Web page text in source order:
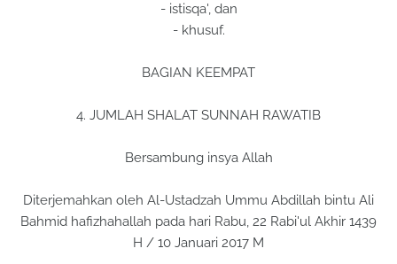
- istisqa', dan
- khusuf.
BAGIAN KEEMPAT
4. JUMLAH SHALAT SUNNAH RAWATIB
Bersambung insya Allah
Diterjemahkan oleh Al-Ustadzah Ummu Abdillah bintu Ali
Bahmid hafizhahallah pada hari Rabu, 22 Rabi'ul Akhir 1439
H / 10 Januari 2017 M